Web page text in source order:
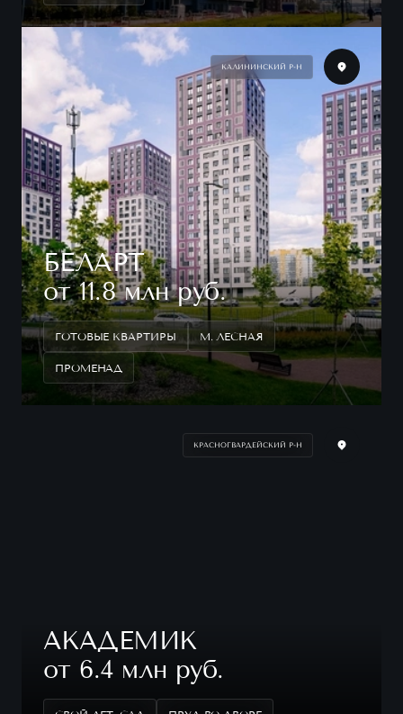
КАЛИНИНСКИЙ Р-Н
БЕЛАРТ
от 11.8 млн руб.
ГОТОВЫЕ КВАРТИРЫ М. ЛЕСНАЯ
ПРОМЕНАД
КРАСНОГВАРДЕЙСКИЙ Р-Н
АКАДЕМИК
от 6.4 млн руб.